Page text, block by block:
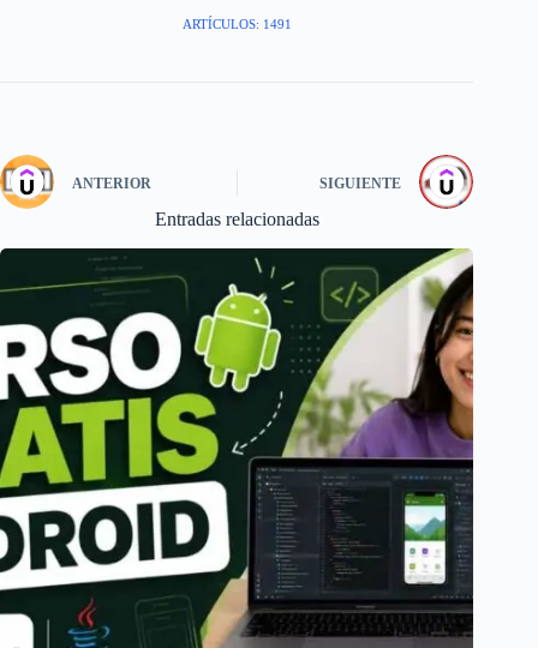
ARTÍCULOS: 1491
ANTERIOR SIGUIENTE
Entradas relacionadas